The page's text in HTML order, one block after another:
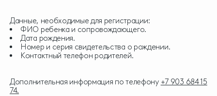
Данные, необходимые для регистрации:
ФИО ребенка и сопровождающего.
Дата рождения.
Номер и серия свидетельства о рождении.
Контактный телефон родителей.
Дополнительная информация по телефону +7 903 684 15
74.